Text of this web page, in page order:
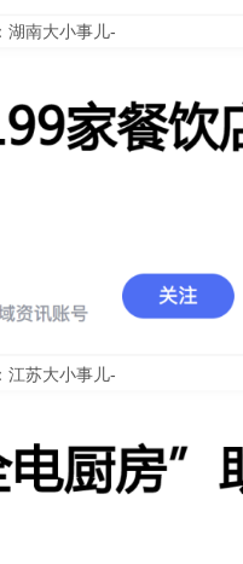
湖南大小事儿-
江苏大小事儿-